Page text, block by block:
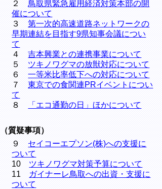
２ 鳥取県緊急雇用経済対策本部の開
催について
３第一次的高速道路ネットワークの
早期連結を目指す9県知事会議につい
て
４吉本興業との連携事業について
５ ツキノワグマの放獣対応について
６一等米比率低下への対応について
７東京での食関連PRイベントについ
て
８
「エコ通勤の日」ほかについて
（質疑事項）
９ セイコーエプソン(株)への支援に
ついて
10 ツキノワグマ対策予算について
11 ガイナーレ鳥取への出資・支援に
ついて